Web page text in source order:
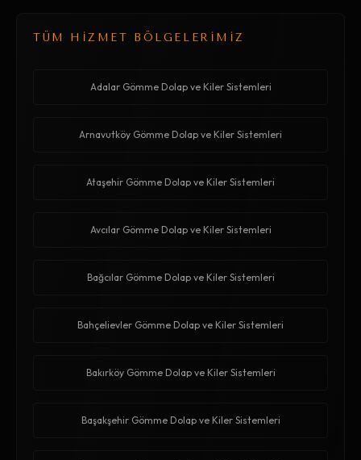
TÜM HİZMET BÖLGELERİMİZ
Adalar Gömme Dolap ve Kiler Sistemleri
Arnavutköy Gömme Dolap ve Kiler Sistemleri
Ataşehir Gömme Dolap ve Kiler Sistemleri
Avcılar Gömme Dolap ve Kiler Sistemleri
Bağcılar Gömme Dolap ve Kiler Sistemleri
Bahçelievler Gömme Dolap ve Kiler Sistemleri
Bakırköy Gömme Dolap ve Kiler Sistemleri
Başakşehir Gömme Dolap ve Kiler Sistemleri